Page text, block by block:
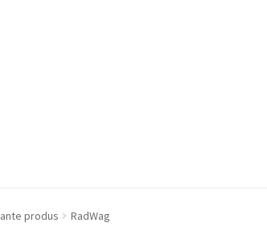
Request a Quote
produs RadWag